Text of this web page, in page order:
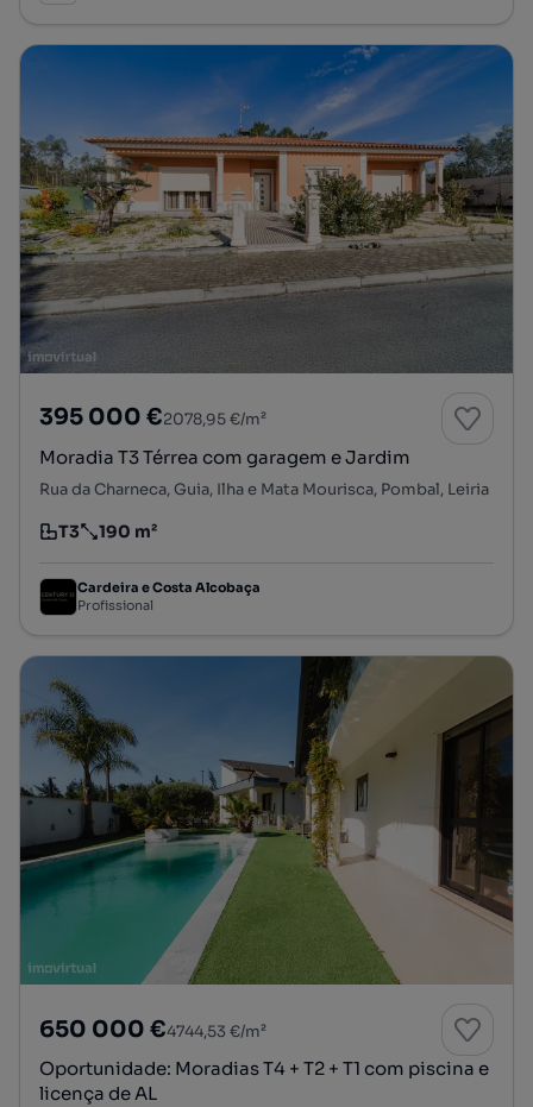
395 000 €2078,95 €/m²
Moradia T3 Térrea com garagem e Jardim
Rua da Charneca, Guia, Ilha e Mata Mourisca, Pombal, Leiria
Tipologia
T3
Preço por metro quadrado
190 m²
Cardeira e Costa Alcobaça
Profissional
650 000 €4744,53 €/m²
Oportunidade: Moradias T4 + T2 + T1 com piscina e
licença de AL